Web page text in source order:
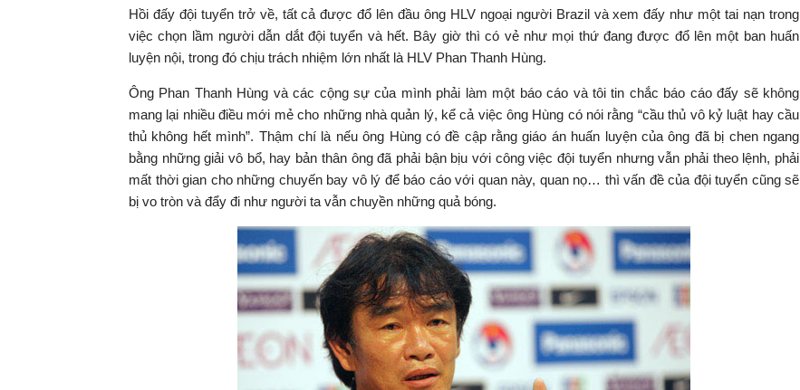
Hồi đấy đội tuyển trở về, tất cả được đổ lên đầu ông HLV ngoại người Brazil và xem đấy như một tai nạn trong
việc chọn lầm người dẫn dắt đội tuyển và hết. Bây giờ thì có vẻ như mọi thứ đang được đổ lên một ban huấn
luyện nội, trong đó chịu trách nhiệm lớn nhất là HLV Phan Thanh Hùng.
Ông Phan Thanh Hùng và các cộng sự của mình phải làm một báo cáo và tôi tin chắc báo cáo đấy sẽ không
mang lại nhiều điều mới mẻ cho những nhà quản lý, kể cả việc ông Hùng có nói rằng “cầu thủ vô kỷ luật hay cầu
thủ không hết mình”. Thậm chí là nếu ông Hùng có đề cập rằng giáo án huấn luyện của ông đã bị chen ngang
bằng những giải vô bổ, hay bản thân ông đã phải bận bịu với công việc đội tuyển nhưng vẫn phải theo lệnh, phải
mất thời gian cho những chuyến bay vô lý để báo cáo với quan này, quan nọ… thì vấn đề của đội tuyển cũng sẽ
bị vo tròn và đẩy đi như người ta vẫn chuyền những quả bóng.